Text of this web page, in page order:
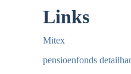
Links
Mitex
pensioenfonds